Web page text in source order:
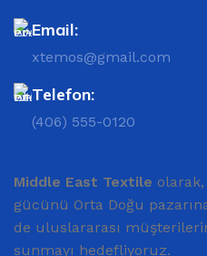
Email:
xtemos@gmail.com
Telefon:
(406) 555-0120
Middle East Textile
gücünü Orta Doğu
de uluslararası
sunmayı hedefliyoruz.